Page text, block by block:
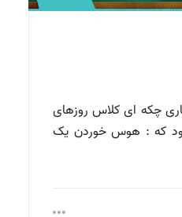
چکه ای کلاس روزهای
فصل پاییز سال ۱۳۶۰ بود که : هوس خوردن یک